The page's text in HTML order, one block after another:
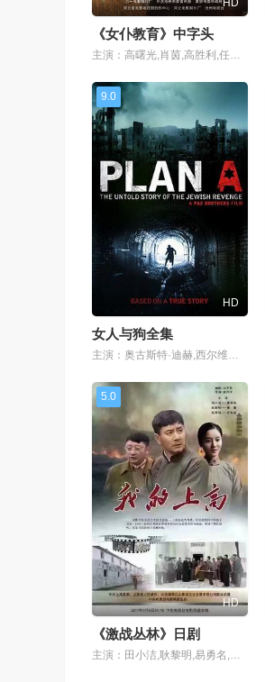
HD
《女仆教育》中字头
主演：高曙光,肖茵,高胜利,任希鸿,高冰
9.0
HD
女人与狗全集
主演：奥古斯特·迪赫,西尔维娅·侯克斯
5.0
HD
《激战丛林》日剧
主演：田小洁,耿黎明,易勇名,朴俊铭,张宇飞